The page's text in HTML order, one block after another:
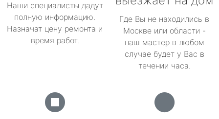
Наши специалисты дадут
полную информацию.
Назначат цену ремонта и
время работ.
Где Вы не находились в
Москве или области -
наш мастер в любом
случае будет у Вас в
течении часа.